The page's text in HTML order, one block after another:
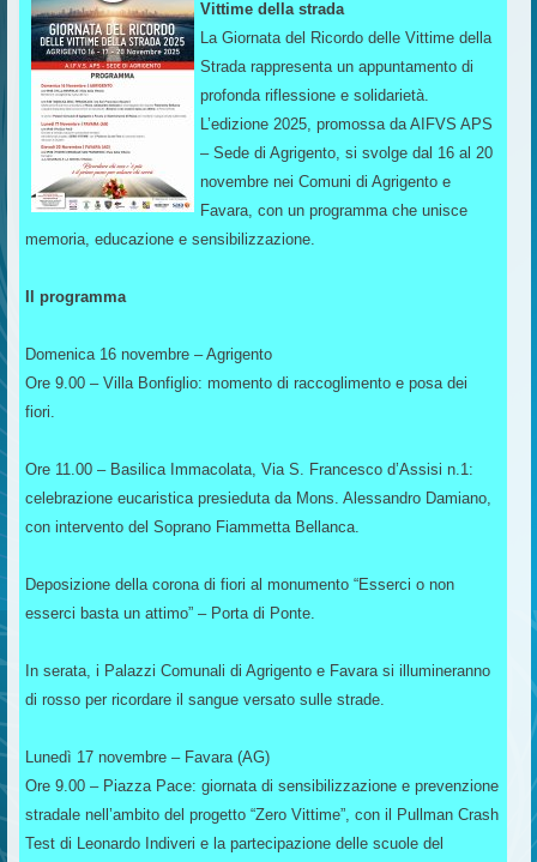
Vittime della strada
La Giornata del Ricordo delle Vittime della
Strada rappresenta un appuntamento di
profonda riflessione e solidarietà.
L’edizione 2025, promossa da AIFVS APS
– Sede di Agrigento, si svolge dal 16 al 20
novembre nei Comuni di Agrigento e
Favara, con un programma che unisce
memoria, educazione e sensibilizzazione.
Il programma
Domenica 16 novembre – Agrigento
Ore 9.00 – Villa Bonfiglio: momento di raccoglimento e posa dei
fiori.
Ore 11.00 – Basilica Immacolata, Via S. Francesco d’Assisi n.1:
celebrazione eucaristica presieduta da Mons. Alessandro Damiano,
con intervento del Soprano Fiammetta Bellanca.
Deposizione della corona di fiori al monumento “Esserci o non
esserci basta un attimo” – Porta di Ponte.
In serata, i Palazzi Comunali di Agrigento e Favara si illumineranno
di rosso per ricordare il sangue versato sulle strade.
Lunedì 17 novembre – Favara (AG)
Ore 9.00 – Piazza Pace: giornata di sensibilizzazione e prevenzione
stradale nell’ambito del progetto “Zero Vittime”, con il Pullman Crash
Test di Leonardo Indiveri e la partecipazione delle scuole del